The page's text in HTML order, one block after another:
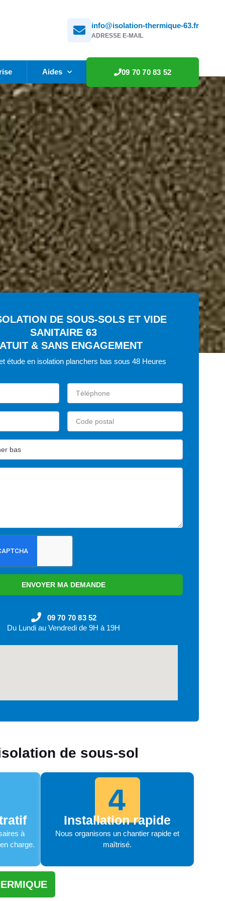
info@isolation-thermique-63.fr
ADRESSE E-MAIL
Aides 09 70 70 83 52
DE SOUS-SOLS ET VIDE
SANITAIRE 63
& SANS ENGAGEMENT
étude en isolation planchers bas sous 48 Heures
ENVOYER MA DEMANDE
09 70 70 83 52
Du Lundi au Vendredi de 9H à 19H
de sous-sol
à
charge.
Installation rapide
Nous organisons un chantier rapide et
maîtrisé.